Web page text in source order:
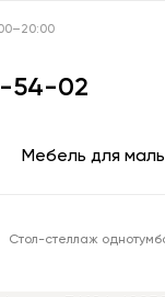
54-02
Мебель для
Стол-стеллаж